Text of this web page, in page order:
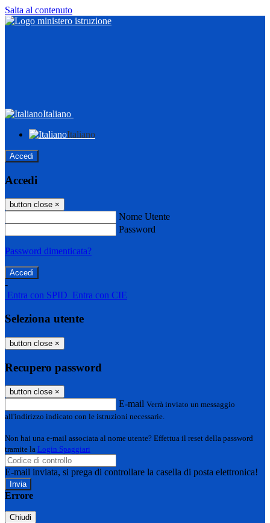
Salta al contenuto
Italiano
Italiano
Accedi
Accedi
button close ×
Nome Utente
Password
Password dimenticata?
-
Entra con SPID Entra con CIE
Seleziona utente
button close ×
Recupero password
button close ×
E-mail Verrà inviato un messaggio
all'indirizzo indicato con le istruzioni necessarie.
Non hai una e-mail associata al nome utente? Effettua il reset della password
tramite la Login Spaggiari
E-mail inviata, si prega di controllare la casella di posta elettronica!
Errore
Chiudi